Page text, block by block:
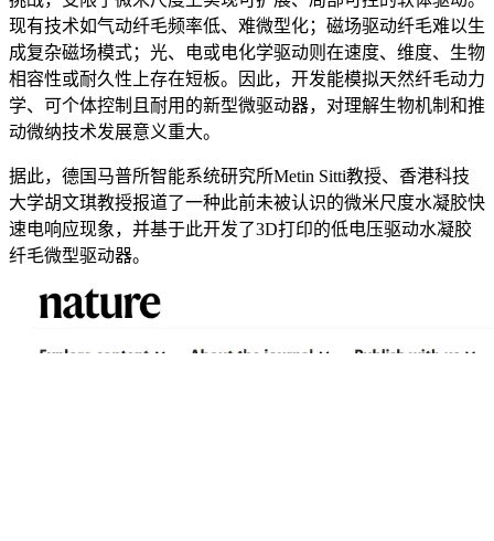
现有技术如气动纤毛频率低、难微型化；磁场驱动纤毛难以生
成复杂磁场模式；光、电或电化学驱动则在速度、维度、生物
相容性或耐久性上存在短板。因此，开发能模拟天然纤毛动力
学、可个体控制且耐用的新型微驱动器，对理解生物机制和推
动微纳技术发展意义重大。
据此，德国马普所智能系统研究所Metin Sitti教授、香港科技
大学胡文琪教授报道了一种此前未被认识的微米尺度水凝胶快
速电响应现象，并基于此开发了3D打印的低电压驱动水凝胶
纤毛微型驱动器。